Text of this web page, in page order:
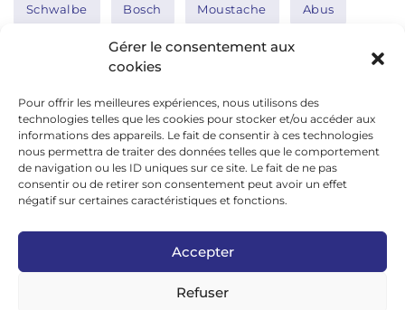
Gérer le consentement aux
cookies
Pour offrir les meilleures expériences, nous utilisons des
technologies telles que les cookies pour stocker et/ou accéder aux
informations des appareils. Le fait de consentir à ces technologies
nous permettra de traiter des données telles que le comportement
de navigation ou les ID uniques sur ce site. Le fait de ne pas
consentir ou de retirer son consentement peut avoir un effet
négatif sur certaines caractéristiques et fonctions.
Accepter
Refuser
Schwalbe Bosch Moustache Abus
Thule Nakamura
Réseaux sociaux
google news
facebook
twitter